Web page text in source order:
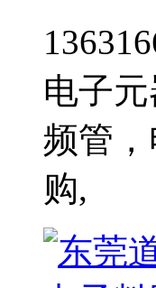
电子
频管
购,